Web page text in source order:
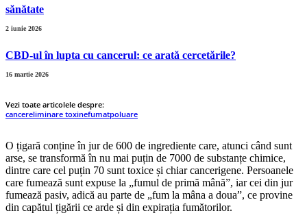
sănătate
2 iunie 2026
CBD-ul în lupta cu cancerul: ce arată cercetările?
16 martie 2026
Vezi toate articolele despre:
cancereliminare toxinefumatpoluare
O țigară conține în jur de 600 de ingrediente care, atunci când sunt
arse, se transformă în nu mai puțin de 7000 de substanțe chimice,
dintre care cel puțin 70 sunt toxice și chiar cancerigene. Persoanele
care fumează sunt expuse la „fumul de primă mână”, iar cei din jur
fumează pasiv, adică au parte de „fum la mâna a doua”, ce provine
din capătul țigării ce arde și din expirația fumătorilor.